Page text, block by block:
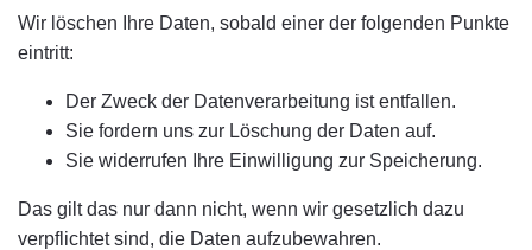
Wir löschen Ihre Daten, sobald einer der folgenden Punkte
eintritt:
Der Zweck der Datenverarbeitung ist entfallen.
Sie fordern uns zur Löschung der Daten auf.
Sie widerrufen Ihre Einwilligung zur Speicherung.
Das gilt das nur dann nicht, wenn wir gesetzlich dazu
verpflichtet sind, die Daten aufzubewahren.